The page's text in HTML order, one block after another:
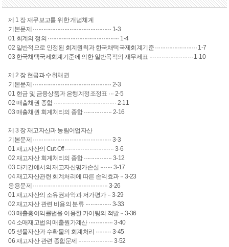
제 1 장 재무보고를 위한 개념체계
기본문제 ············································· 1-3
01 회계의 정의 ········································· 1-4
02 일반적으로 인정된 회계원칙과 한국채택국제회계기준 ························ 1-7
03 한국채택국제회계기준에 의한 일반목적의 재무제표 ························· 1-10
제 2 장 현금과 수취채권
기본문제 ············································· 2-3
01 현금 및 금융상품과 은행계정조정표 ··· 2-5
02 매출채권 종합 ···································· 2-11
03 매출채권 회계처리의 종합 ················ 2-16
제 3 장 재고자산과 농림어업자산
기본문제 ············································· 3-3
01 재고자산의 Cut-Off ···························· 3-6
02 재고자산 회계처리의 종합 ················ 3-12
03 다기간에서의 재고자산평가손실 ······· 3-17
04 재고자산관련 회계처리에 따른 손익효과 ·· 3-23
응용문제 ··········································· 3-26
01 재고자산의 소유권파악과 저가평가 ·· 3-29
02 재고자산 관련 비용의 분류 ··············· 3-33
03 매출총이익률법을 이용한 카이팅의 적발 ·· 3-36
04 소매재고법의 매출원가계산 ·············· 3-40
05 생물자산과 수확물의 회계처리 ········· 3-45
06 재고자산 관련 종합문제 ···················· 3-52